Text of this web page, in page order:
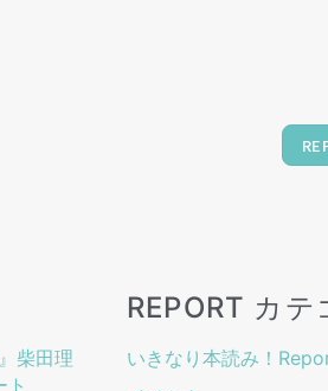
柴田理
REPORT カテ
いきなり本読み！